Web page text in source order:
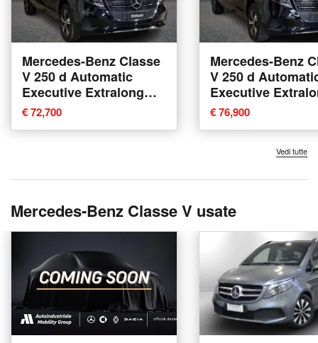
Mercedes-Benz Classe
V 250 d Automatic
Executive Extralong
nuova a Bologna
€ 72,700
Mercedes-Benz
V 250 d
Executive
nuova a Bologna
€ 76,900
Vedi tutte
Mercedes-Benz Classe V usate